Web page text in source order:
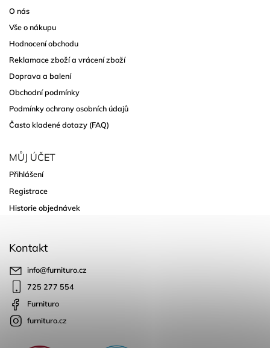
O nás
Vše o nákupu
Hodnocení obchodu
Reklamace zboží a vrácení zboží
Doprava a balení
Obchodní podmínky
Podmínky ochrany osobních údajů
Často kladené dotazy (FAQ)
MŮJ ÚČET
Přihlášení
Registrace
Historie objednávek
Kontakt
info@furnituro.cz
725 277 554
Furnituro
furnituro.cz